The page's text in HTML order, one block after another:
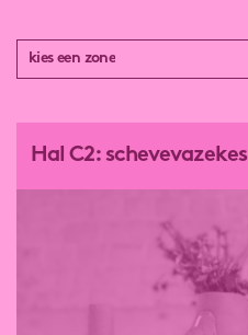
kies een zone
food
sport
Hal C2: schevevazekes